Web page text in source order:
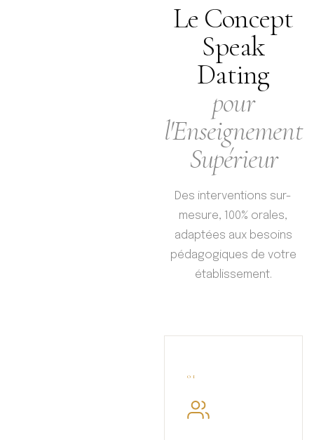
Le Concept
Speak
Dating
pour
l'Enseignement
Supérieur
Des interventions sur-
mesure, 100% orales,
adaptées aux besoins
pédagogiques de votre
établissement.
01